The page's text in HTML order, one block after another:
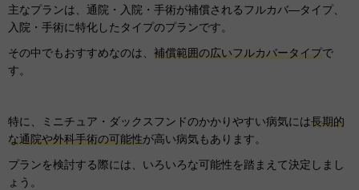
主なプランは、通院・入院・手術が補償されるフルカバ―タイプ、
入院・手術に特化したタイプのプランです。
その中でもおすすめなのは、 補償範囲の広いフルカバータイプで
す。
特に、ミニチュア・ダックスフンドのかかりやすい病気には長期的
な通院や外科手術の可能性が高い病気もあります。
プランを検討する際には、いろいろな可能性を踏まえて決定しまし
ょう。